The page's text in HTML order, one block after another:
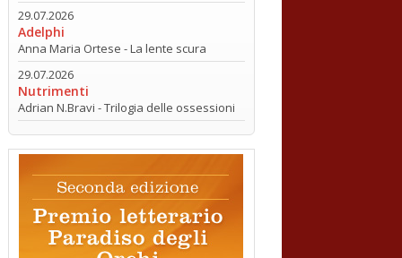
29.07.2026
Adelphi
Anna Maria Ortese - La lente scura
29.07.2026
Nutrimenti
Adrian N.Bravi - Trilogia delle ossessioni